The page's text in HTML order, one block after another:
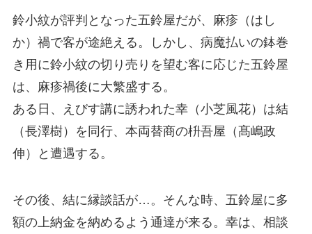
鈴小紋が評判となった五鈴屋だが、麻疹（はし
か）禍で客が途絶える。しかし、病魔払いの鉢巻
き用に鈴小紋の切り売りを望む客に応じた五鈴屋
は、麻疹禍後に大繁盛する。
ある日、えびす講に誘われた幸（小芝風花）は結
（長澤樹）を同行、本両替商の枡吾屋（髙嶋政
伸）と遭遇する。
その後、結に縁談話が…。そんな時、五鈴屋に多
額の上納金を納めるよう通達が来る。幸は、相談